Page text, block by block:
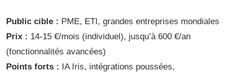
Public cible : PME, ETI, grandes entreprises mondiales
Prix : 14-15 €/mois (individuel), jusqu’à 600 €/an
(fonctionnalités avancées)
Points forts : IA Iris, intégrations poussées,